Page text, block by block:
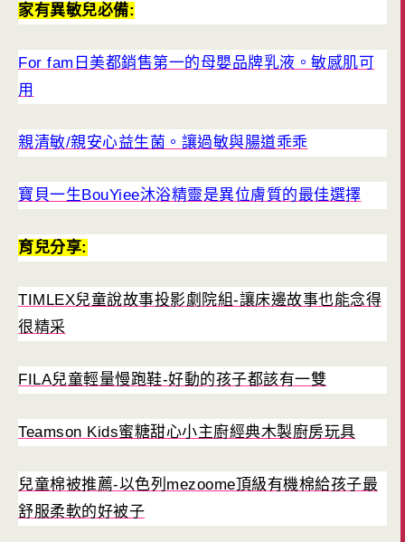
家有異敏兒必備:
For fam日美都銷售第一的母嬰品牌乳液。敏感肌可
用
親清敏/親安心益生菌。讓過敏與腸道乖乖
寶貝一生BouYiee沐浴精靈是異位膚質的最佳選擇
育兒分享:
TIMLEX兒童說故事投影劇院組-讓床邊故事也能念得
很精采
FILA兒童輕量慢跑鞋-好動的孩子都該有一雙
Teamson Kids蜜糖甜心小主廚經典木製廚房玩具
兒童棉被推薦-以色列mezoome頂級有機棉給孩子最
舒服柔軟的好被子